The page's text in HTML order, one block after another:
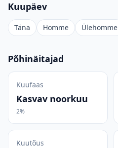
Kuupäev
Täna Homme Ülehomme
Põhinäitajad
Kuufaas
Kasvav noorkuu
2%
Kuutõus